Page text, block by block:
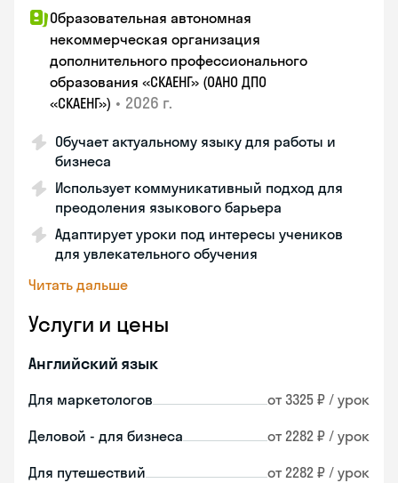
Образовательная автономная
некоммерческая организация
дополнительного профессионального
образования «СКАЕНГ» (ОАНО ДПО
«СКАЕНГ») • 2026 г.
Обучает актуальному языку для работы и
бизнеса
Использует коммуникативный подход для
преодоления языкового барьера
Адаптирует уроки под интересы учеников
для увлекательного обучения
Читать дальше
Услуги и цены
Английский язык
Для маркетологов от 3325 ₽ / урок
Деловой - для бизнеса от 2282 ₽ / урок
Для путешествий от 2282 ₽ / урок